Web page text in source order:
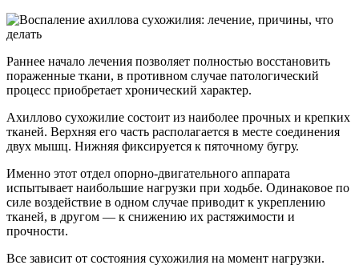
Раннее начало лечения позволяет полностью восстановить
пораженные ткани, в противном случае патологический
процесс приобретает хронический характер.
Ахиллово сухожилие состоит из наиболее прочных и крепких
тканей. Верхняя его часть располагается в месте соединения
двух мышц. Нижняя фиксируется к пяточному бугру.
Именно этот отдел опорно-двигательного аппарата
испытывает наибольшие нагрузки при ходьбе. Одинаковое по
силе воздействие в одном случае приводит к укреплению
тканей, в другом — к снижению их растяжимости и
прочности.
Все зависит от состояния сухожилия на момент нагрузки.